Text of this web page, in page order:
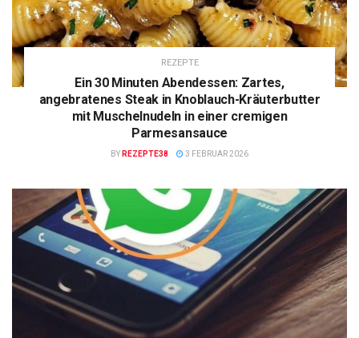
REZEPTE
Ein 30 Minuten Abendessen: Zartes,
angebratenes Steak in Knoblauch-Kräuterbutter
mit Muschelnudeln in einer cremigen
Parmesansauce
BY REZEPTE38 3 FEBRUAR 2026